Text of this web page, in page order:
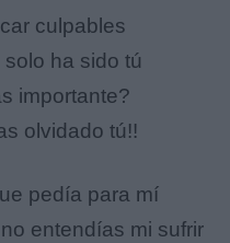
culpables
ha sido tú
importante?
olvidado tú!!
pedía para mí
entendías mi sufrir